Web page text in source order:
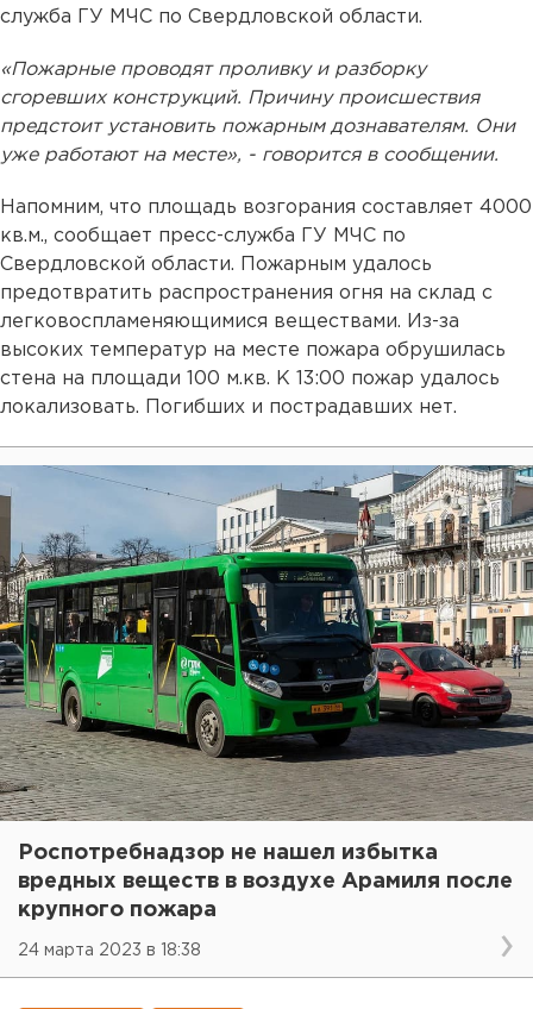
служба ГУ МЧС по Свердловской области.
«Пожарные проводят проливку и разборку
сгоревших конструкций. Причину происшествия
предстоит установить пожарным дознавателям. Они
уже работают на месте», - говорится в сообщении.
Напомним, что площадь возгорания составляет 4000
кв.м., сообщает пресс-служба ГУ МЧС по
Свердловской области. Пожарным удалось
предотвратить распространения огня на склад с
легковоспламеняющимися веществами. Из-за
высоких температур на месте пожара обрушилась
стена на площади 100 м.кв. К 13:00 пожар удалось
локализовать. Погибших и пострадавших нет.
Роспотребнадзор не нашел избытка
вредных веществ в воздухе Арамиля после
крупного пожара
24 марта 2023 в 18:38